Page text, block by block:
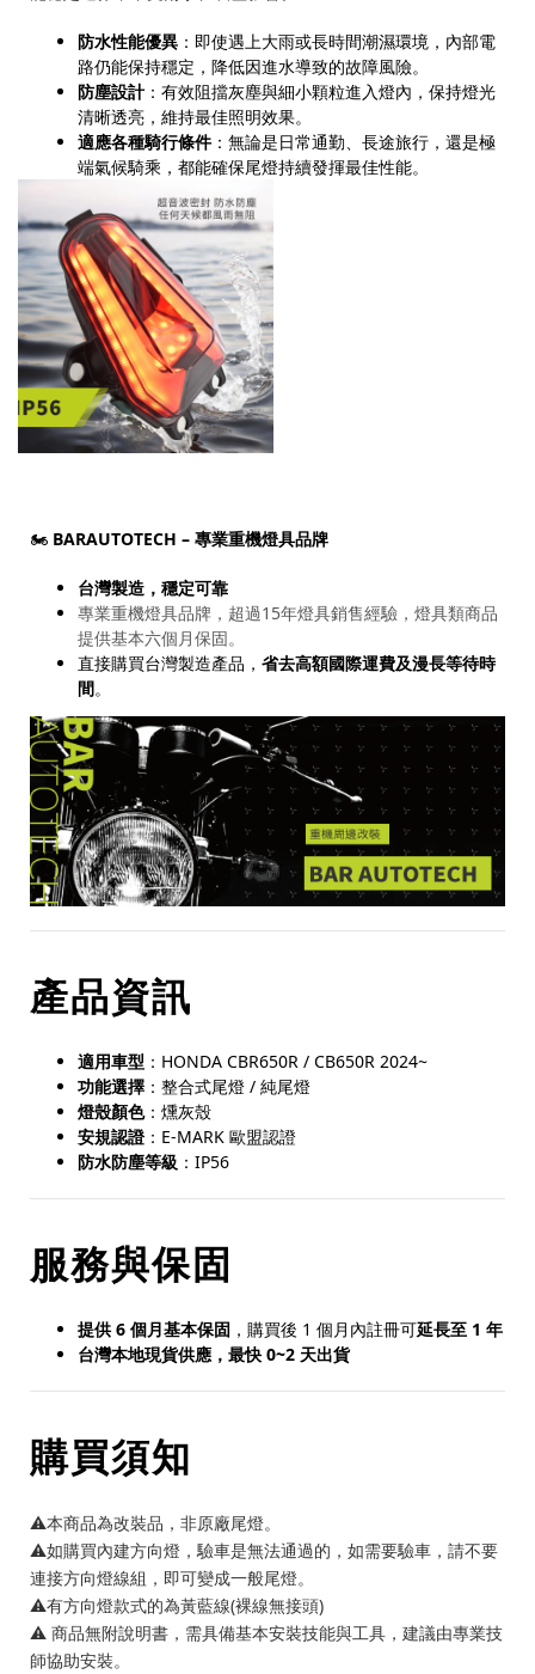
防水性能優異 ：即使遇上大雨或長時間潮濕環境，內部電
路仍能保持穩定，降低因進水導致的故障風險。
防塵設計：有效阻擋灰塵與細小顆粒進入燈內，保持燈光
清晰透亮，維持最佳照明效果。
適應各種騎行條件：無論是日常通勤、長途旅行，還是極
端氣候騎乘，都能確保尾燈持續發揮最佳性能。
🏍️ BARAUTOTECH – 專業重機燈具品牌
台灣製造，穩定可靠
專業重機燈具品牌，超過15年燈具銷售經驗，燈具類商品
提供基本六個月保固。
直接購買台灣製造產品， 省去高額國際運費及漫長等待時
間。
產品資訊
適用車型 ：HONDA CBR650R / CB650R 2024~
功能選擇 ：整合式尾燈 / 純尾燈
燈殼顏色：燻灰殼
安規認證：E-MARK 歐盟認證
防水防塵等級 ：IP56
服務與保固
提供 6 個月基本保固 ，購買後 1 個月內註冊可延長至 1 年
台灣本地現貨供應，最快 0~2 天出貨
購買須知
⚠️本商品為改裝品，非原廠尾燈。
⚠️如購買內建方向燈，驗車是無法通過的，如需要驗車，請不要
連接方向燈線組，即可變成一般尾燈。
⚠️有方向燈款式的為黃藍線(裸線無接頭)
⚠️ 商品無附說明書，需具備基本安裝技能與工具，建議由專業技
師協助安裝。